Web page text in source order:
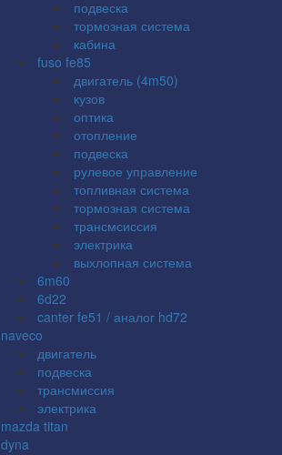
подвеска
тормозная система
кабина
fuso fe85
двигатель (4m50)
кузов
оптика
отопление
подвеска
рулевое управление
топливная система
тормозная система
трансмсиссия
электрика
выхлопная система
6m60
6d22
canter fe51 / аналог hd72
naveco
двигатель
подвеска
трансмиссия
электрика
mazda titan
dyna